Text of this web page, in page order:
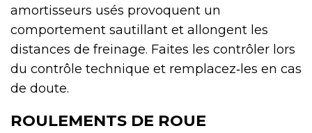
amortisseurs usés provoquent un
comportement sautillant et allongent les
distances de freinage. Faites les contrôler lors
du contrôle technique et remplacez‑les en cas
de doute.
ROULEMENTS DE ROUE